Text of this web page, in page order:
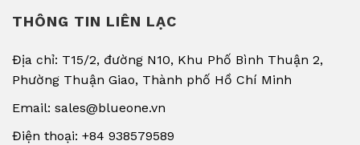
THÔNG TIN LIÊN LẠC
Địa chỉ: T15/2, đường N10, Khu Phố Bình Thuận 2,
Phường Thuận Giao, Thành phố Hồ Chí Minh
Email: sales@blueone.vn
Điện thoại: +84 938579589